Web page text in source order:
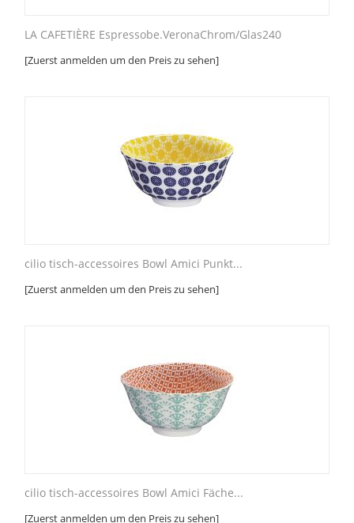
LA CAFETIÈRE Espressobe.VeronaChrom/Glas240
[Zuerst anmelden um den Preis zu sehen]
cilio tisch-accessoires Bowl Amici Punkt...
[Zuerst anmelden um den Preis zu sehen]
cilio tisch-accessoires Bowl Amici Fäche...
[Zuerst anmelden um den Preis zu sehen]